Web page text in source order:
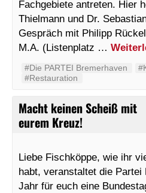
Fachgebiete antreten. Hier
Thielmann und Dr.
Gespräch mit Philipp
M.A. (Listenplatz …
#Die PARTEI Bremerhaven
#Restauration
Macht keinen Scheiß mit
eurem Kreuz!
Liebe Fischköppe, wie ihr
habt, veranstaltet die Partei
Jahr für euch eine